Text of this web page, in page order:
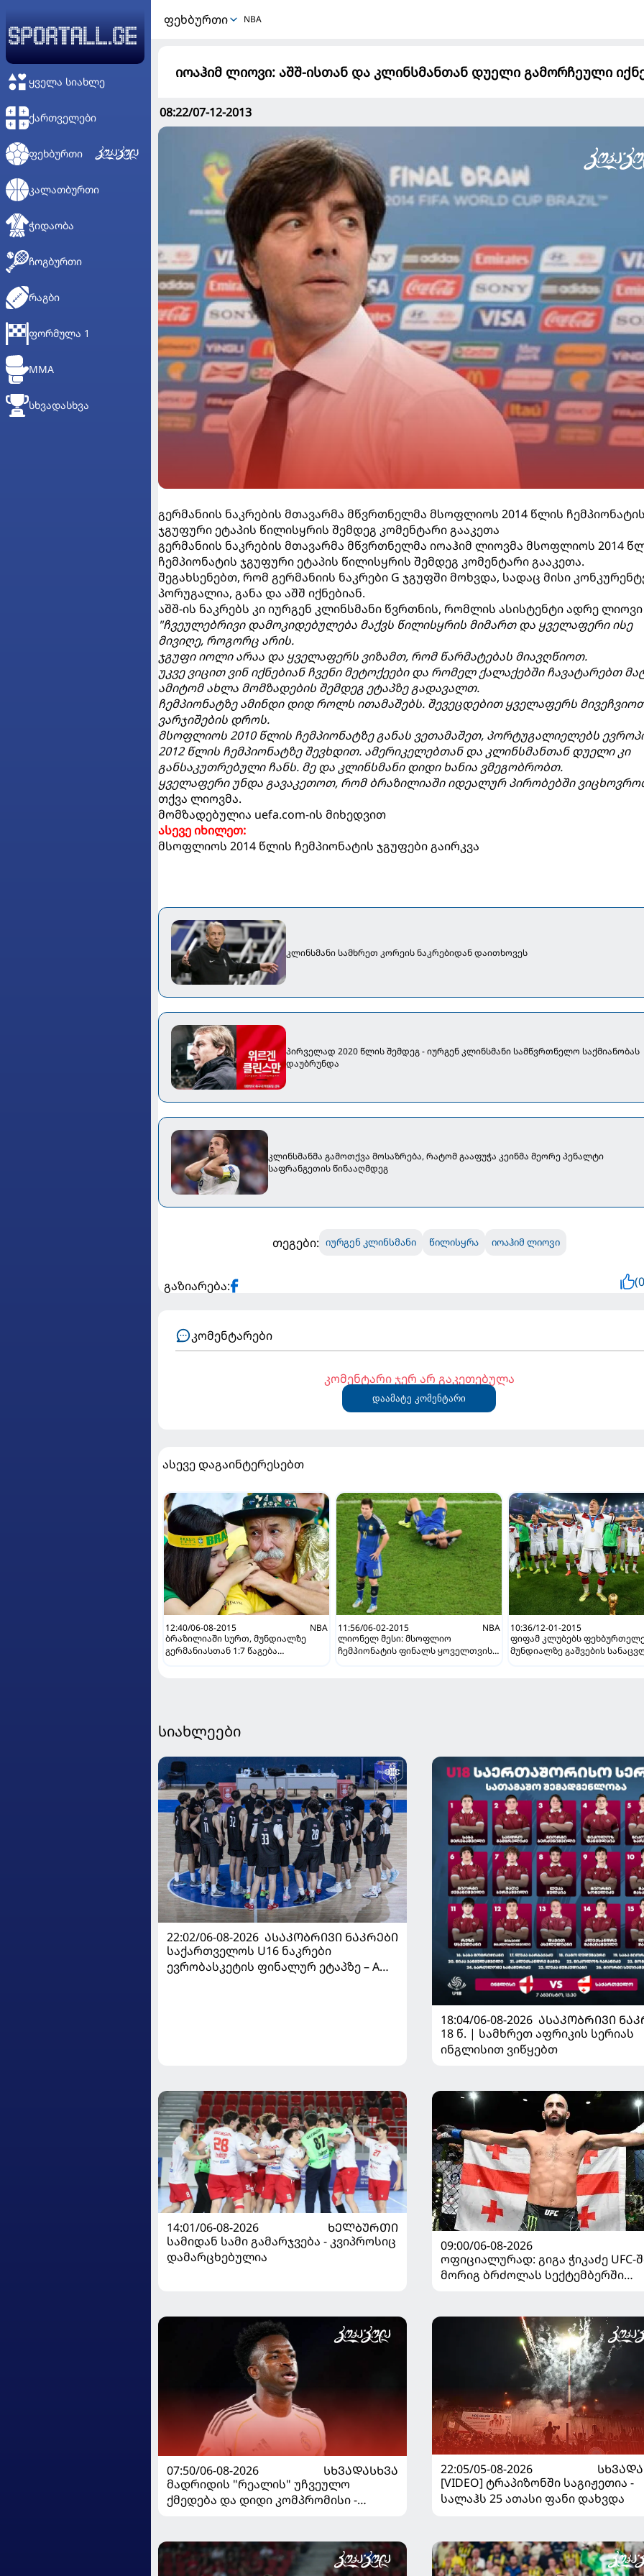
ᲧᲕᲔᲚᲐ ᲡᲘᲐᲮᲚᲔ
ᲥᲐᲠᲗᲕᲔᲚᲔᲑᲘ
ᲤᲔᲮᲑᲣᲠᲗᲘ
ᲙᲐᲚᲐᲗᲑᲣᲠᲗᲘ
ᲭᲘᲓᲐᲝᲑᲐ
ᲩᲝᲒᲑᲣᲠᲗᲘ
ᲠᲐᲒᲑᲘ
ᲤᲝᲠᲛᲣᲚᲐ 1
MMA
ᲡᲮᲕᲐᲓᲐᲡᲮᲕᲐ
ᲤᲔᲮᲑᲣᲠᲗᲘ NBA
იოაჰიმ ლიოვი: აშშ-ისთან და კლინსმანთან დუელი გამორჩეული
08:22/07-12-2013
გერმანიის ნაკრების მთავარმა მწვრთნელმა მსოფლიოს 2014 წლის ჩემპიონატის
ჯგუფური ეტაპის წილისყრის შემდეგ კომენტარი გააკეთა
გერმანიის ნაკრების მთავარმა მწვრთნელმა იოაჰიმ ლიოვმა მსოფლიოს 2014
ჩემპიონატის ჯგუფური ეტაპის წილისყრის შემდეგ კომენტარი გააკეთა.
შეგახსენებთ, რომ გერმანიის ნაკრები G ჯგუფში მოხვდა, სადაც მისი
პორუგალია, განა და აშშ იქნებიან.
აშშ-ის ნაკრებს კი იურგენ კლინსმანი წვრთნის, რომლის ასისტენტი ადრე
"ჩვეულებრივი დამოკიდებულება მაქვს წილისყრის მიმართ და ყველაფერი ისე
მივიღე, როგორც არის.
ჯგუფი იოლი არაა და ყველაფერს ვიზამთ, რომ წარმატებას მიავღწიოთ.
უკვე ვიცით ვინ იქნებიან ჩვენი მეტოქეები და რომელ ქალაქებში ჩავატარებთ
ამიტომ ახლა მომზადების შემდეგ ეტაპზე გადავალთ.
ჩემპიონატზე ამინდი დიდ როლს ითამაშებს. შევეცდებით ყველაფერს
ვარჯიშების დროს.
მსოფლიოს 2010 წლის ჩემპიონატზე განას ვეთამაშეთ, პორტუგალიელებს
2012 წლის ჩემპიონატზე შევხდით. ამერიკელებთან და კლინსმანთან დუელი კი
განსაკუთრებული ჩანს. მე და კლინსმანი დიდი ხანია ვმეგობრობთ.
ყველაფერი უნდა გავაკეთოთ, რომ ბრაზილიაში იდეალურ პირობებში
თქვა ლიოვმა.
მომზადებულია uefa.com-ის მიხედვით
ასევე იხილეთ:
მსოფლიოს 2014 წლის ჩემპიონატის ჯგუფები გაირკვა
კლინსმანი სამხრეთ კორეის ნაკრებიდან დაითხოვეს
პირველად 2020 წლის შემდეგ - იურგენ კლინსმანი სამწვრთნელო საქმიანობას
დაუბრუნდა
კლინსმანმა გამოთქვა მოსაზრება, რატომ გააფუჭა კეინმა მეორე პენალტი
საფრანგეთის წინააღმდეგ
თეგები: იურგენ კლინსმანი წილისყრა იოაჰიმ ლიოვი
გაზიარება:
კომენტარები
კომენტარი ჯერ არ გაკეთებულა
დაამატე კომენტარი
ასევე დაგაინტერესებთ
12:40/06-08-2015
NBA
ბრაზილიაში სურთ, მუნდიალზე
გერმანიასთან 1:7 წაგება
11:56/06-02-2015
NBA
ლიონელ მესი: მსოფლიო
ჩემპიონატის ფინალს ყოველთვის
10:36/12-01-2015
ფიფამ კლუბებს
მუნდიალზე გაშვების
სიახლეები
22:02/06-08-2026 ᲐᲡᲐᲙᲝᲑᲠᲘᲕᲘ ᲜᲐᲙᲠᲔᲑᲘ
საქართველოს U16 ნაკრები
ევრობასკეტის ფინალურ ეტაპზე – A
18:04/06-08-2026 ᲐᲡᲐᲙᲝᲑᲠᲘᲕᲘ
18 წ. | სამხრეთ აფრიკის სერიას
ინგლისით ვიწყებთ
14:01/06-08-2026
ᲮᲔᲚᲑᲣᲠᲗᲘ
სამიდან სამი გამარჯვება - კვიპროსიც
დამარცხებულია
09:00/06-08-2026
ოფიციალურად: გიგა ჭიკაძე UFC-
მორიგ ბრძოლას სექტემბერში
07:50/06-08-2026
ᲡᲮᲕᲐᲓᲐᲡᲮᲕᲐ
მადრიდის "რეალის" უჩვეულო
ქმედება და დიდი კომპრომისი -
22:05/05-08-2026
[VIDEO] ტრაპიზონში საგიჟეთია -
სალაჰს 25 ათასი ფანი დახვდა